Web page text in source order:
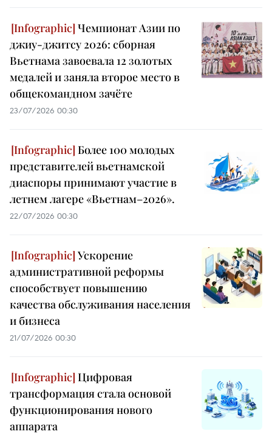
Чемпионат Азии по
джиу-джитсу 2026: сборная
Вьетнама завоевала 12 золотых
медалей и заняла второе место в
общекомандном зачёте
23/07/2026 00:30
Более 100 молодых
представителей вьетнамской
диаспоры принимают участие в
летнем лагере «Вьетнам–2026».
22/07/2026 00:30
Ускорение
административной реформы
способствует повышению
качества обслуживания населения
и бизнеса
21/07/2026 00:30
Цифровая
трансформация стала основой
функционирования нового
аппарата